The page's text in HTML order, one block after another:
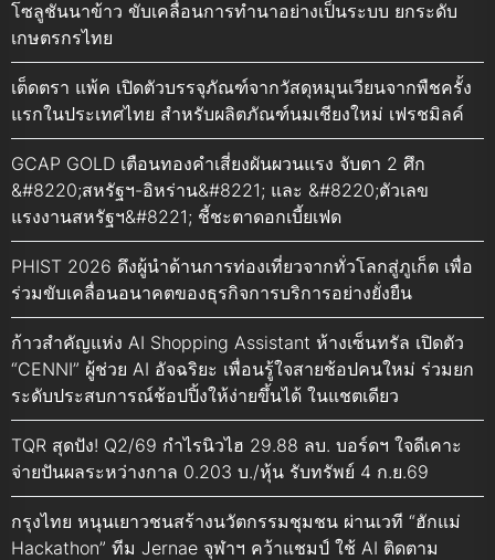
โซลูชันนาข้าว ขับเคลื่อนการทำนาอย่างเป็นระบบ ยกระดับ
เกษตรกรไทย
เต็ดตรา แพ้ค เปิดตัวบรรจุภัณฑ์จากวัสดุหมุนเวียนจากพืชครั้ง
แรกในประเทศไทย สำหรับผลิตภัณฑ์นมเชียงใหม่ เฟรชมิลค์
GCAP GOLD เตือนทองคำเสี่ยงผันผวนแรง จับตา 2 ศึก
&#8220;สหรัฐฯ-อิหร่าน&#8221; และ &#8220;ตัวเลข
แรงงานสหรัฐฯ&#8221; ชี้ชะตาดอกเบี้ยเฟด
PHIST 2026 ดึงผู้นำด้านการท่องเที่ยวจากทั่วโลกสู่ภูเก็ต เพื่อ
ร่วมขับเคลื่อนอนาคตของธุรกิจการบริการอย่างยั่งยืน
ก้าวสำคัญแห่ง AI Shopping Assistant ห้างเซ็นทรัล เปิดตัว
“CENNI” ผู้ช่วย AI อัจฉริยะ เพื่อนรู้ใจสายช้อปคนใหม่ ร่วมยก
ระดับประสบการณ์ช้อปปิ้งให้ง่ายขึ้นได้ ในแชตเดียว
TQR สุดปัง! Q2/69 กำไรนิวไฮ 29.88 ลบ. บอร์ดฯ ใจดีเคาะ
จ่ายปันผลระหว่างกาล 0.203 บ./หุ้น รับทรัพย์ 4 ก.ย.69
กรุงไทย หนุนเยาวชนสร้างนวัตกรรมชุมชน ผ่านเวที “ฮักแม่
Hackathon” ทีม Jernae จุฬาฯ คว้าแชมป์ ใช้ AI ติดตาม